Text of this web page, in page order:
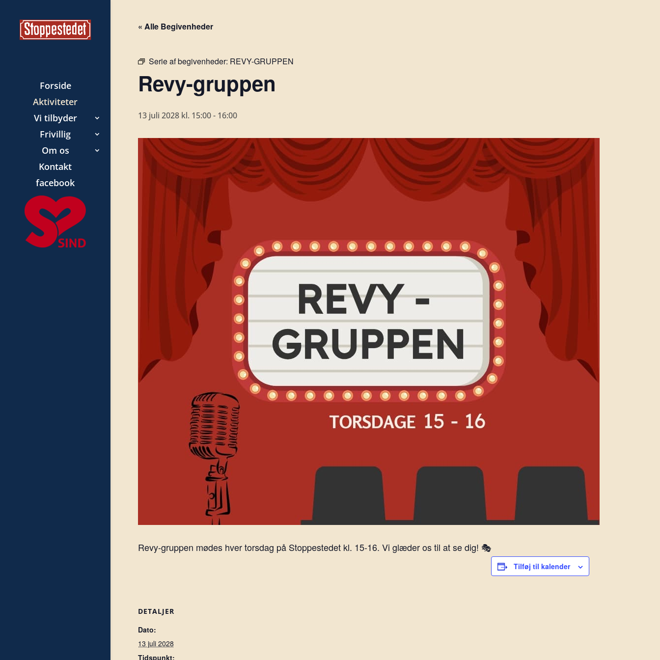
Forside
Aktiviteter
Vi tilbyder
Frivillig
Om os
Kontakt
facebook
« Alle Begivenheder
Serie af begivenheder: REVY-GRUPPEN
Revy-gruppen
13 juli 2028 kl. 15:00- 16:00
Revy-gruppen mødes hver torsdag på Stoppestedet kl. 15-16. Vi glæder os til at se dig! 🎭
Tilføj til kalender
DETALJER
Dato:
13 juli 2028
Tidspunkt: